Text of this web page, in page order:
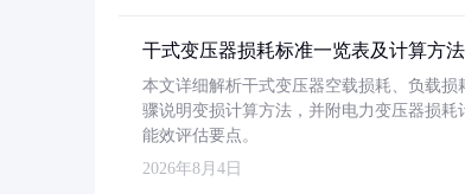
干式变压器损耗标准一览表及计算方法
本文详细解析干式变压器空载损耗、负载损
骤说明变损计算方法，并附电力变压器损耗
能效评估要点。
2026年8月4日